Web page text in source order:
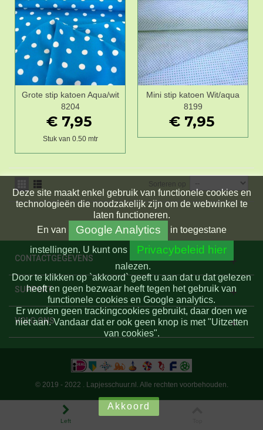
Grote stip katoen Aqua/wit
8204
€ 7,95
Stuk van 0.50 mtr
Mini stip katoen Wit/aqua
8199
€ 7,95
Sorteren op
CONTACTGEGEVENS
SUPPORT
VOLG ONS
Deze site maakt enkel gebruik van functionele cookies en
technologieën die noodzakelijk zijn om de webwinkel te
laten functioneren.
En van Google Analytics
in toegestane
instellingen. U kunt ons Privacybeleid hier
nalezen.
Door te klikken op `akkoord` geeft u aan dat u dat gelezen
heeft en geen bezwaar heeft tegen het gebruik van
functionele cookies en Google analytics.
Er worden geen trackingcookies gebruikt, daar doen we
niet aan. Vandaar dat er ook geen knop is met "Uitzetten
van cookies".
Akkoord
© 2019 - 2022 . Lapjesschuur.nl. Alle rechten voorbehouden.
Left